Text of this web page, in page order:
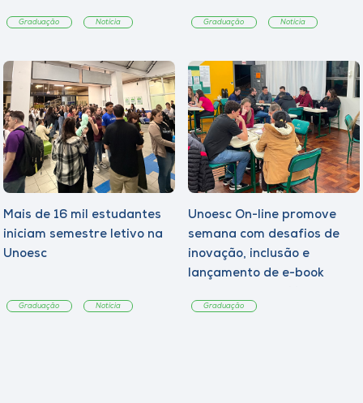
Graduação Notícia Graduação Notícia
Mais de 16 mil estudantes
iniciam semestre letivo na
Unoesc
Graduação Notícia
Unoesc On-line promove
semana com desafios de
inovação, inclusão e
lançamento de e-book
Graduação